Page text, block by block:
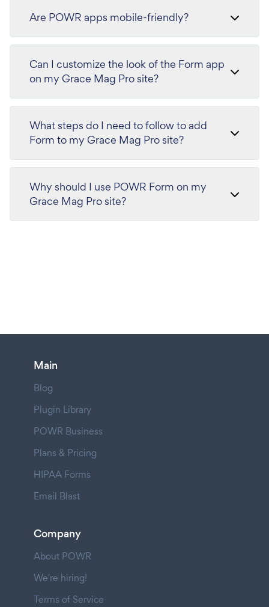
Are POWR apps mobile-friendly?
Can I customize the look of the Form app
on my Grace Mag Pro site?
What steps do I need to follow to add
Form to my Grace Mag Pro site?
Why should I use POWR Form on my
Grace Mag Pro site?
Main
Blog
Plugin Library
POWR Business
Plans & Pricing
HIPAA Forms
Email Blast
Company
About POWR
We're hiring!
Terms of Service